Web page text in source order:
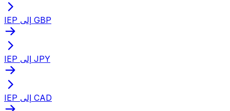
IEP إلى GBP
IEP إلى JPY
IEP إلى CAD